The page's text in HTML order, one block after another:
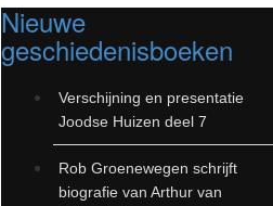
Nieuwe
geschiedenisboeken
Verschijning en presentatie
Joodse Huizen deel 7
Rob Groenewegen schrijft
biografie van Arthur van